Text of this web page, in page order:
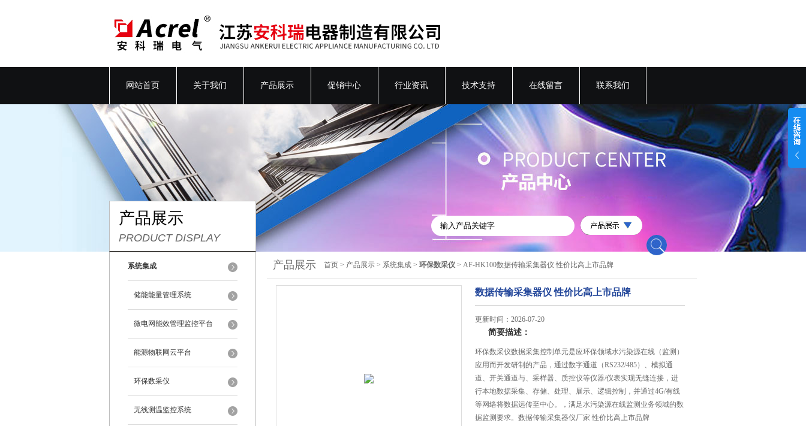
网站首页 关于我们 产品展示 促销中心 行业资讯 技术支持 在线留言 联系我们
产品展示
PRODUCT DISPLAY
系统集成
储能能量管理系统
微电网能效管理监控平台
能源物联网云平台
环保数采仪
无线测温监控系统
产品展示 首页 > 产品展示 > 系统集成 > 环保数采仪 > AF-HK100数据传输采集器仪 性价比高上市品牌
数据传输采集器仪 性价比高上市品牌
更新时间：2026-07-20
简要描述：
环保数采仪数据采集控制单元是应环保领域水污染源在线（监测）
应用而开发研制的产品，通过数字通道（RS232/485）、模拟通
道、开关通道与、采样器、质控仪等仪器/仪表实现无缝连接，进
行本地数据采集、存储、处理、展示、逻辑控制，并通过4G/有线
等网络将数据远传至中心。，满足水污染源在线监测业务领域的数
据监测要求。数据传输采集器仪厂家 性价比高上市品牌